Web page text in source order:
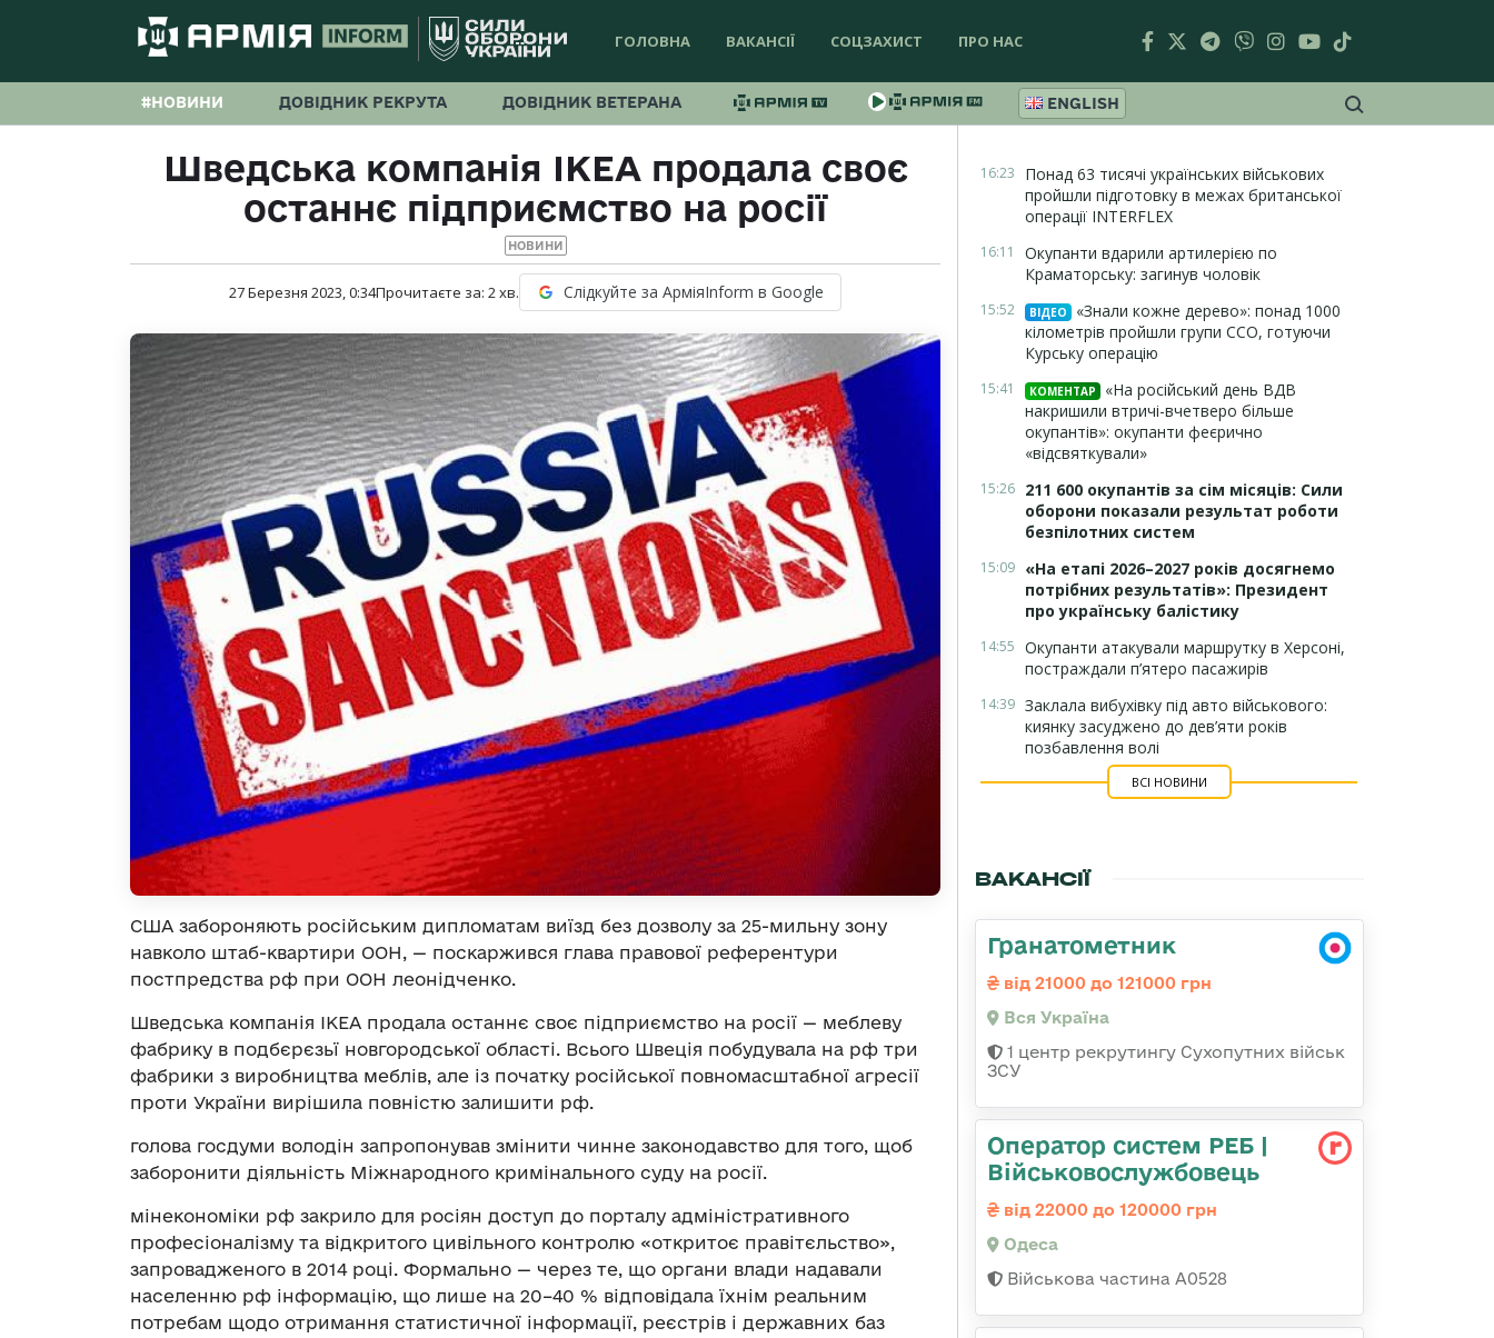
ГОЛОВНА ВАКАНСІЇ СОЦЗАХИСТ ПРО НАС
#НОВИНИ ДОВІДНИК РЕКРУТА ДОВІДНИК ВЕТЕРАНА ENGLISH
Шведська компанія IKEA продала своє
останнє підприємство на росії
НОВИНИ
27 Березня 2023, 0:34Прочитаєте за: 2хв. Слідкуйте за АрміяInform в Google
США забороняють російським дипломатам виїзд без дозволу за 25-мильну зону
навколо штаб-квартири ООН, — поскаржився глава правової референтури
постпредства рф при ООН леонідченко.
Шведська компанія IKEA продала останнє своє підприємство на росії — меблеву
фабрику в подбєрєзьї новгородської області. Всього Швеція побудувала на рф три
фабрики з виробництва меблів, але із початку російської повномасштабної агресії
проти України вирішила повністю залишити рф.
голова госдуми володін запропонував змінити чинне законодавство для того, щоб
заборонити діяльність Міжнародного кримінального суду на росії.
мінекономіки рф закрило для росіян доступ до порталу адміністративного
професіоналізму та відкритого цивільного контролю «откритоє правітєльство»,
запровадженого в 2014 році. Формально — через те, що органи влади надавали
населенню рф інформацію, що лише на 20–40 % відповідала їхнім реальним
потребам щодо отримання статистичної інформації, реєстрів і державних баз
16:23
Понад 63 тисячі українських військових
пройшли підготовку в межах британської
операції INTERFLEX
16:11
Окупанти вдарили артилерією по
Краматорську: загинув чоловік
15:52 ВІДЕО
«Знали кожне дерево»: понад 1000
кілометрів пройшли групи ССО, готуючи
Курську операцію
15:41 КОМЕНТАР
«На російський день ВДВ
накришили втричі-вчетверо більше
окупантів»: окупанти феєрично
«відсвяткували»
15:26 211 600 окупантів за сім місяців: Сили
оборони показали результат роботи
безпілотних систем
15:09 «На етапі 2026–2027 років досягнемо
потрібних результатів»: Президент
про українську балістику
14:55 Окупанти атакували маршрутку в Херсоні,
постраждали п’ятеро пасажирів
14:39 Заклала вибухівку під авто військового:
киянку засуджено до дев’яти років
позбавлення волі
ВСІ НОВИНИ
ВАКАНСІЇ
Гранатометник
від 21000 до 121000 грн
Вся Україна
1 центр рекрутингу Сухопутних військ
ЗСУ
Оператор систем РЕБ |
Військовослужбовець
від 22000 до 120000 грн
Одеса
Військова частина А0528